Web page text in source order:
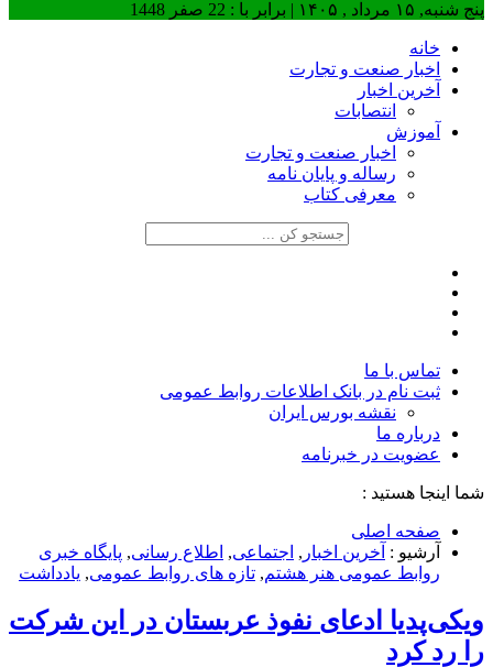
پنج شنبه, ۱۵ مرداد , ۱۴۰۵ | برابر با : 22 صفر 1448
خانه
اخبار صنعت و تجارت
آخرین اخبار
انتصابات
آموزش
اخبار صنعت و تجارت
رساله و پایان نامه
معرفی کتاب
تماس با ما
ثبت نام در بانک اطلاعات روابط عمومی
نقشه بورس ایران
درباره ما
عضويت در خبرنامه
شما اینجا هستید :
صفحه اصلی
آرشیو : آخرین اخبار , اجتماعی, اطلاع رسانی, پایگاه خبری
روابط عمومی هنر هشتم, تازه های روابط عمومی, یادداشت
ویکی‌پدیا ادعای نفوذ عربستان در این شرکت
را رد کرد